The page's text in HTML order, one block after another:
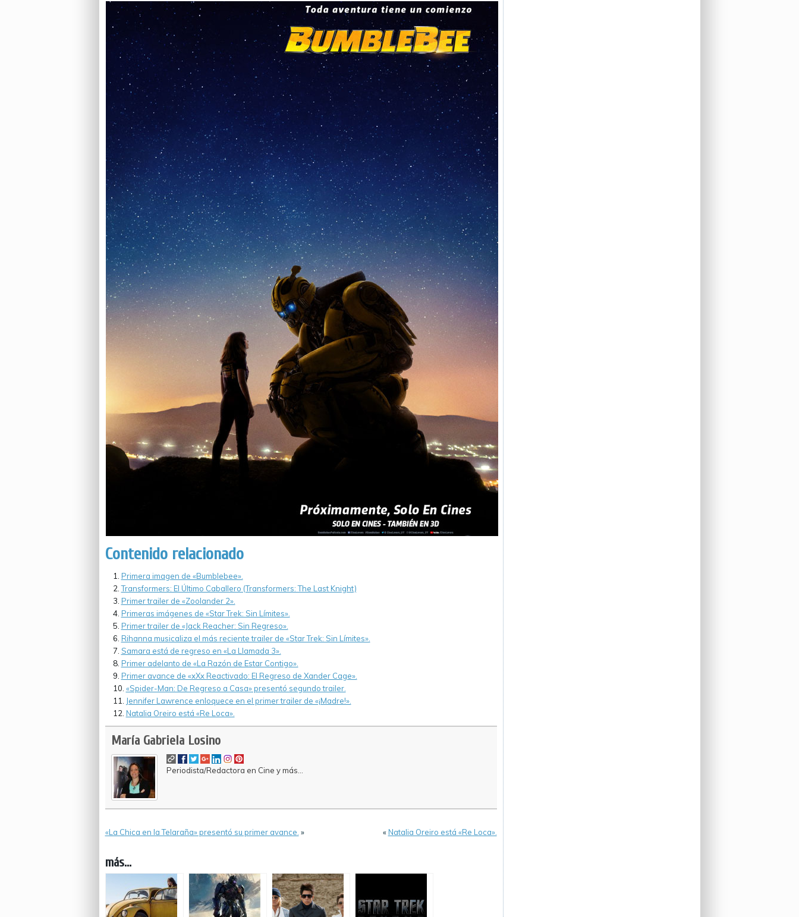
Contenido relacionado
Primera imagen de «Bumblebee».
Transformers: El Último Caballero (Transformers: The Last Knight)
Primer trailer de «Zoolander 2».
Primeras imágenes de «Star Trek: Sin Límites».
Primer trailer de «Jack Reacher: Sin Regreso».
Rihanna musicaliza el más reciente trailer de «Star Trek: Sin Límites».
Samara está de regreso en «La Llamada 3».
Primer adelanto de «La Razón de Estar Contigo».
Primer avance de «xXx Reactivado: El Regreso de Xander Cage».
«Spider-Man: De Regreso a Casa» presentó segundo trailer.
Jennifer Lawrence enloquece en el primer trailer de «¡Madre!».
Natalia Oreiro está «Re Loca».
María Gabriela Losino
Periodista/Redactora en Cine y más...
«La Chica en la Telaraña» presentó su primer avance. » «Natalia Oreiro está «Re Loca».
más...